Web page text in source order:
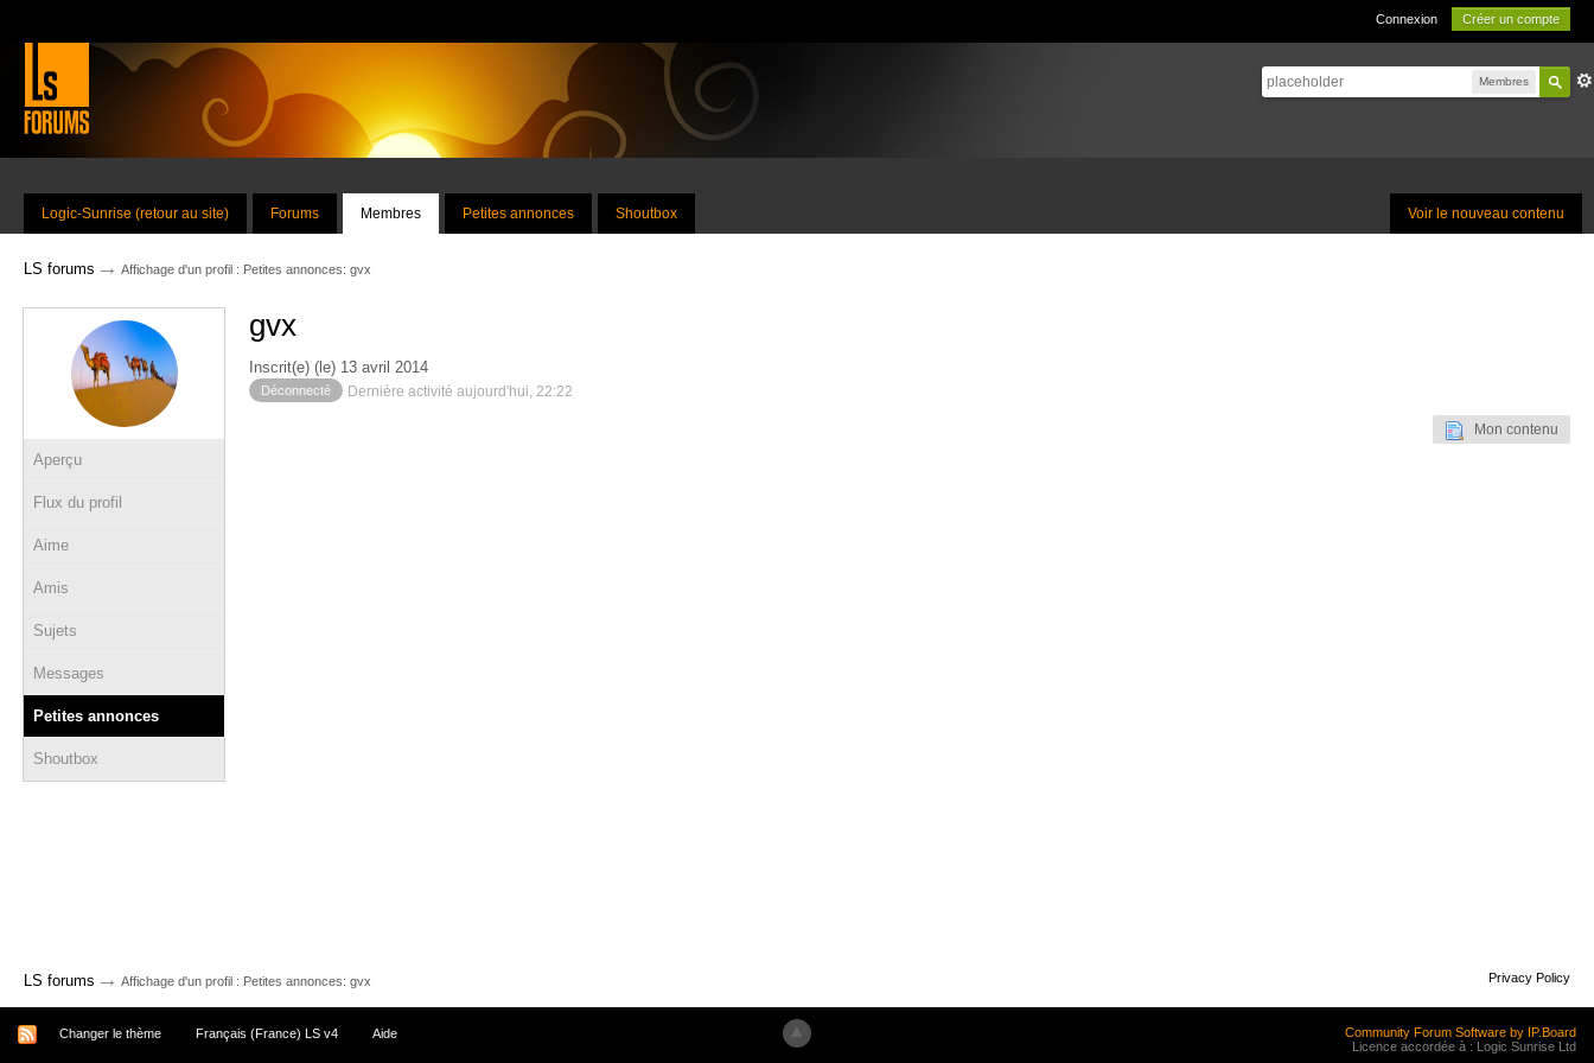
Connexion Créer un compte
Membres
Voir le nouveau contenu
Logic-Sunrise (retour au site) Forums Membres Petites annonces Shoutbox
LS forums → Affichage d'un profil : Petites annonces: gvx
Aperçu
Flux du profil
Aime
Amis
Sujets
Messages
Petites annonces
Shoutbox
gvx
Inscrit(e) (le) 13 avril 2014
Déconnecté Dernière activité aujourd'hui, 22:22
Mon contenu
LS forums → Affichage d'un profil : Petites annonces: gvx Privacy Policy
Changer le thème Français (France) LS v4 Aide
Community Forum Software by IP.Board
Licence accordée à : Logic Sunrise Ltd